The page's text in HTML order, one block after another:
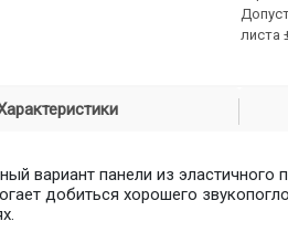
листа
вариант панели из эластичного
добиться хорошего